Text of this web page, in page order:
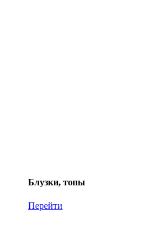
Блузки, топы
Перейти